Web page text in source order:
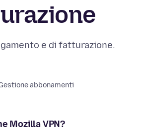
e di fatturazione.
abbonamenti
Mozilla VPN?